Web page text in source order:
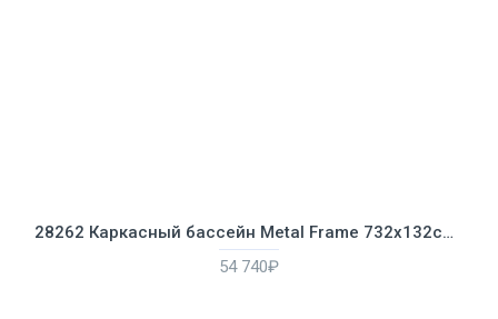
28262 Каркасный бассейн Metal Frame 732х132см, 47241л, фильтр-насос 9463л/ч, лестница, тент, подстилка
54 740₽